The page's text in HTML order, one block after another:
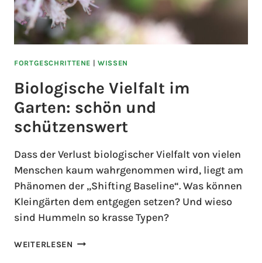
FORTGESCHRITTENE | WISSEN
Biologische Vielfalt im
Garten: schön und
schützenswert
Dass der Verlust biologischer Vielfalt von vielen
Menschen kaum wahrgenommen wird, liegt am
Phänomen der „Shifting Baseline“. Was können
Kleingärten dem entgegen setzen? Und wieso
sind Hummeln so krasse Typen?
WEITERLESEN